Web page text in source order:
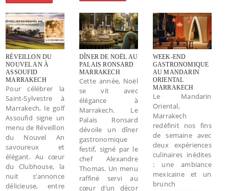
RÉVEILLON DU
NOUVEL AN À
ASSOUFID
MARRAKECH
Pour célébrer la
Saint-Sylvestre à
Marrakech, le golf
Assoufid signe un
menu de Réveillon
du Nouvel An
savoureux et
élégant. Au cœur
du Clubhouse, la
nuit s’annonce
délicieuse, entre
DÎNER DE NOËL AU
PALAIS RONSARD
MARRAKECH
Cette année, Noël
se vit avec
élégance à
Marrakech. Le
Palais Ronsard
dévoile un dîner
gastronomique
festif, signé par le
chef Alexandre
Thomas. Un menu
raffiné servi au
cœur d’un décor
WEEK-END
GASTRONOMIQUE
AU MANDARIN
ORIENTAL
MARRAKECH
Le Mandarin
Oriental,
Marrakech
redéfinit nos fins
de semaine avec
deux expériences
culinaires inédites
: une ambiance
mexicaine et un
brunch